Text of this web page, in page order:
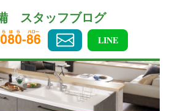
スタッフブログ
LINE